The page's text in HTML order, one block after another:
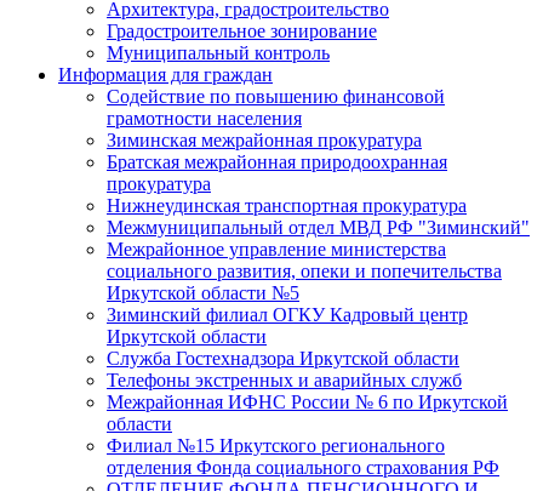
Архитектура, градостроительство
Градостроительное зонирование
Муниципальный контроль
Информация для граждан
Содействие по повышению финансовой
грамотности населения
Зиминская межрайонная прокуратура
Братская межрайонная природоохранная
прокуратура
Нижнеудинская транспортная прокуратура
Межмуниципальный отдел МВД РФ "Зиминский"
Межрайонное управление министерства
социального развития, опеки и попечительства
Иркутской области №5
Зиминский филиал ОГКУ Кадровый центр
Иркутской области
Служба Гостехнадзора Иркутской области
Телефоны экстренных и аварийных служб
Межрайонная ИФНС России № 6 по Иркутской
области
Филиал №15 Иркутского регионального
отделения Фонда социального страхования РФ